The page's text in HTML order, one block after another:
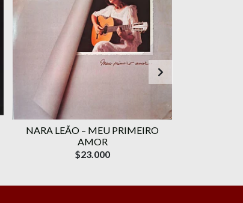
NARA LEÃO – MEU PRIMEIRO
AMOR
$23.000